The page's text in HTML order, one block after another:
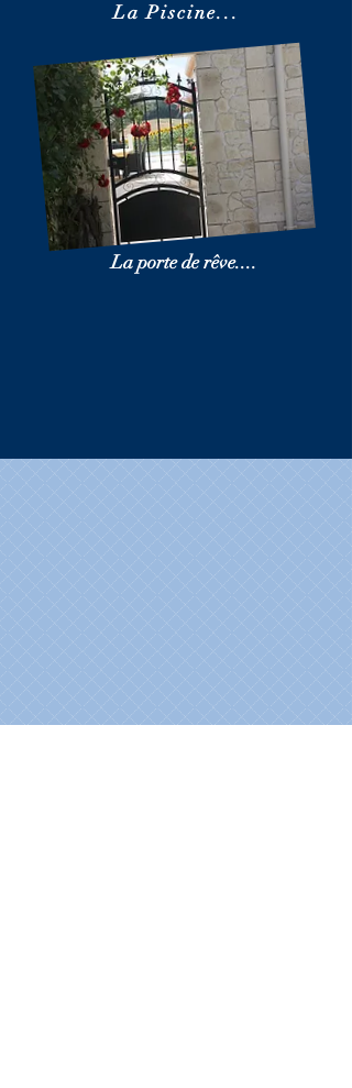
La Piscine...
La porte de rêve....